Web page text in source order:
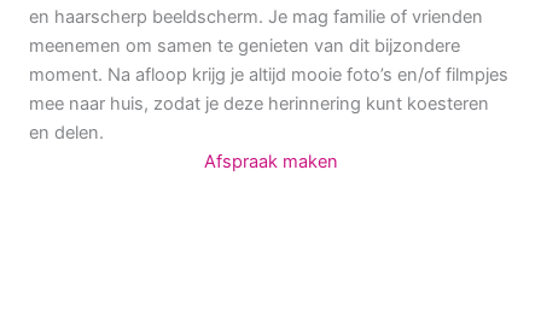
en haarscherp beeldscherm. Je mag familie of vrienden
meenemen om samen te genieten van dit bijzondere
moment. Na afloop krijg je altijd mooie foto’s en/of filmpjes
mee naar huis, zodat je deze herinnering kunt koesteren
en delen.
Afspraak maken